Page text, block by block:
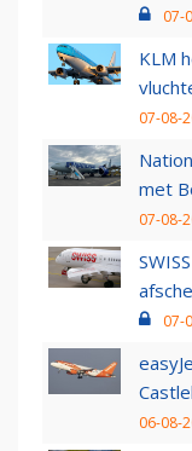
07-
KLM
07-08-
met
07-08-
07-
06-08-